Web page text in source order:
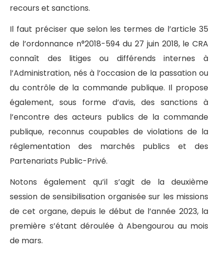
recours et sanctions.
Il faut préciser que selon les termes de l’article 35
de l’ordonnance n°2018-594 du 27 juin 2018, le CRA
connaît des litiges ou différends internes à
l’Administration, nés à l’occasion de la passation ou
du contrôle de la commande publique. Il propose
également, sous forme d’avis, des sanctions à
l’encontre des acteurs publics de la commande
publique, reconnus coupables de violations de la
réglementation des marchés publics et des
Partenariats Public-Privé.
Notons également qu’il s’agit de la deuxième
session de sensibilisation organisée sur les missions
de cet organe, depuis le début de l’année 2023, la
première s’étant déroulée à Abengourou au mois
de mars.